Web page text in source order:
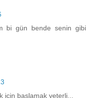
bi gün bende senin gibi
için başlamak yeterli...